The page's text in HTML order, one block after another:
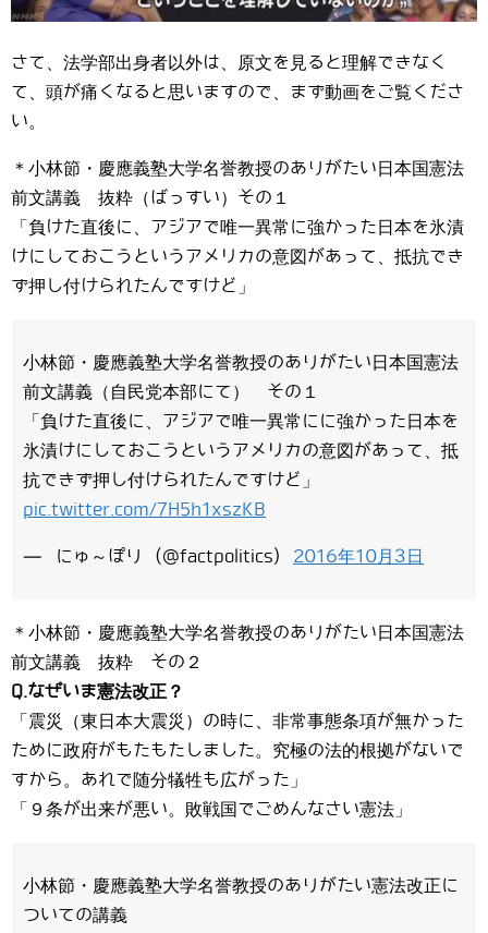
さて、法学部出身者以外は、原文を見ると理解できなく
て、頭が痛くなると思いますので、まず動画をご覧くださ
い。
＊小林節・慶應義塾大学名誉教授のありがたい日本国憲法
前文講義 抜粋（ばっすい）その１
「負けた直後に、アジアで唯一異常に強かった日本を氷漬
けにしておこうというアメリカの意図があって、抵抗でき
ず押し付けられたんですけど」
小林節・慶應義塾大学名誉教授のありがたい日本国憲法
前文講義（自民党本部にて） その１
「負けた直後に、アジアで唯一異常にに強かった日本を
氷漬けにしておこうというアメリカの意図があって、抵
抗できず押し付けられたんですけど」
pic.twitter.com/7H5h1xszKB
— にゅ～ぽり (@factpolitics) 2016年10月3日
＊小林節・慶應義塾大学名誉教授のありがたい日本国憲法
前文講義 抜粋 その２
Q.なぜいま憲法改正？
「震災（東日本大震災）の時に、非常事態条項が無かった
ために政府がもたもたしました。究極の法的根拠がないで
すから。あれで随分犠牲も広がった」
「９条が出来が悪い。敗戦国でごめんなさい憲法」
小林節・慶應義塾大学名誉教授のありがたい憲法改正に
ついての講義